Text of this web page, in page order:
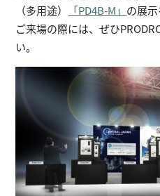
（多用途）
「PD4B-M」 の展示
ご来場の際には、ぜひ
い。